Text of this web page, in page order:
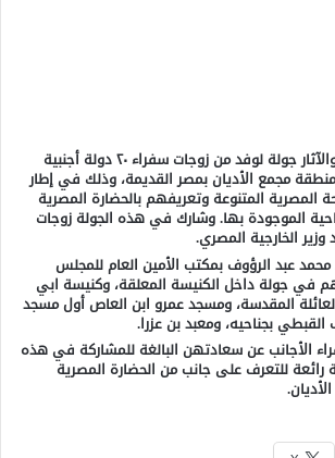
نظمت، وزارة السياحة والآثار جولة لوفد من زوجات سفراء ٢٠ دولة أجنبية
مجمع الأديان بمصر القديمة، وذلك في إطار
المصرية المتنوعة وتعريفهم بالحضارة المصرية
الموجودة بها. وشارك في هذه الجولة زوجات
الخارجية المصري.
عبد الرؤوف بمكتب الأمين العام للمجلس
في جولة داخل الكنيسة المعلقة، وكنيسة ابي
المقدسة، ومسجد عمرو ابن العاص أول مسجد
بجناحيه، ومعبد بن عزرا.
الأجانب عن سعادتهن البالغة للمشاركة في هذه
رائعة للتعرف على جانب من الحضارة المصرية